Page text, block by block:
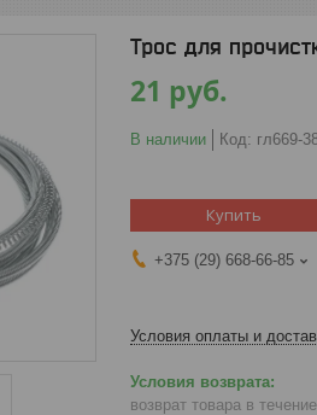
Трос для
21 руб.
В наличии Код: гл669-
Купить
+375 (29) 668-66-85
Условия оплаты и
возврат товара в